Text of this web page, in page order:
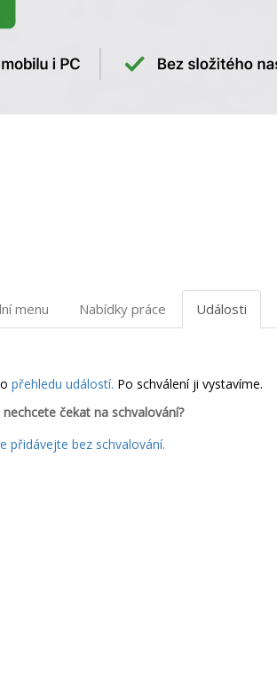
menu Nabídky práce Události
přehledu událostí. Po schválení ji vystavíme.
čekat na schvalování?
přidávejte bez schvalování.